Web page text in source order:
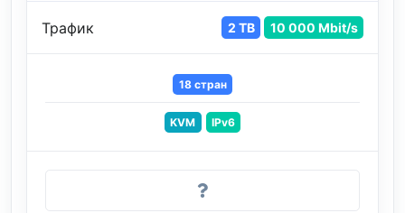
Трафик 2 TB 10 000 Mbit/s
18 стран
KVM IPv6